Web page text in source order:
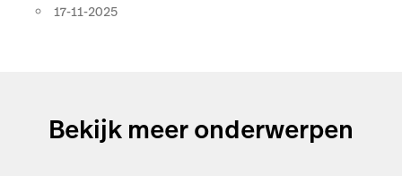
17-11-2025
Bekijk meer onderwerpen